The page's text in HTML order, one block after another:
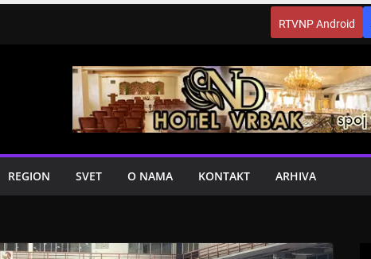
RTVNP Android
REGION SVET O NAMA KONTAKT ARHIVA